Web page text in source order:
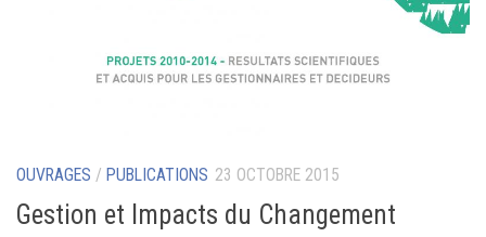
OUVRAGES / PUBLICATIONS 23 OCTOBRE 2015
Gestion et Impacts du Changement